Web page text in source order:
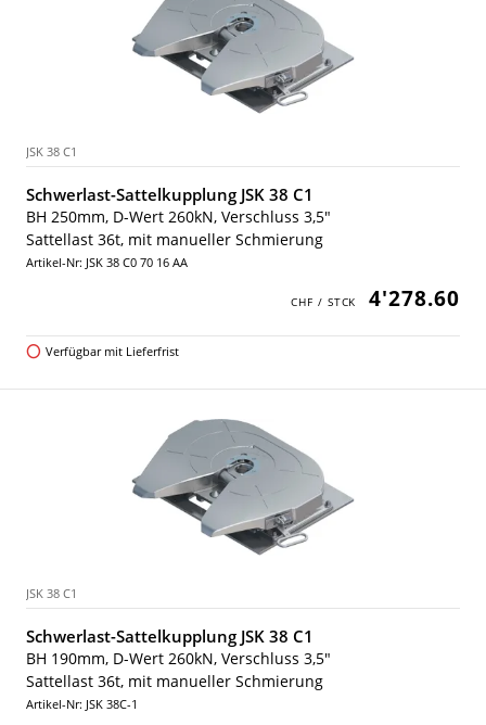
JSK 38 C1
Schwerlast-Sattelkupplung JSK 38 C1
BH 250mm, D-Wert 260kN, Verschluss 3,5"
Sattellast 36t, mit manueller Schmierung
Artikel-Nr: JSK 38 C0 70 16 AA
4'278.60
Verfügbar mit Lieferfrist
JSK 38 C1
Schwerlast-Sattelkupplung JSK 38 C1
BH 190mm, D-Wert 260kN, Verschluss 3,5"
Sattellast 36t, mit manueller Schmierung
Artikel-Nr: JSK 38C-1